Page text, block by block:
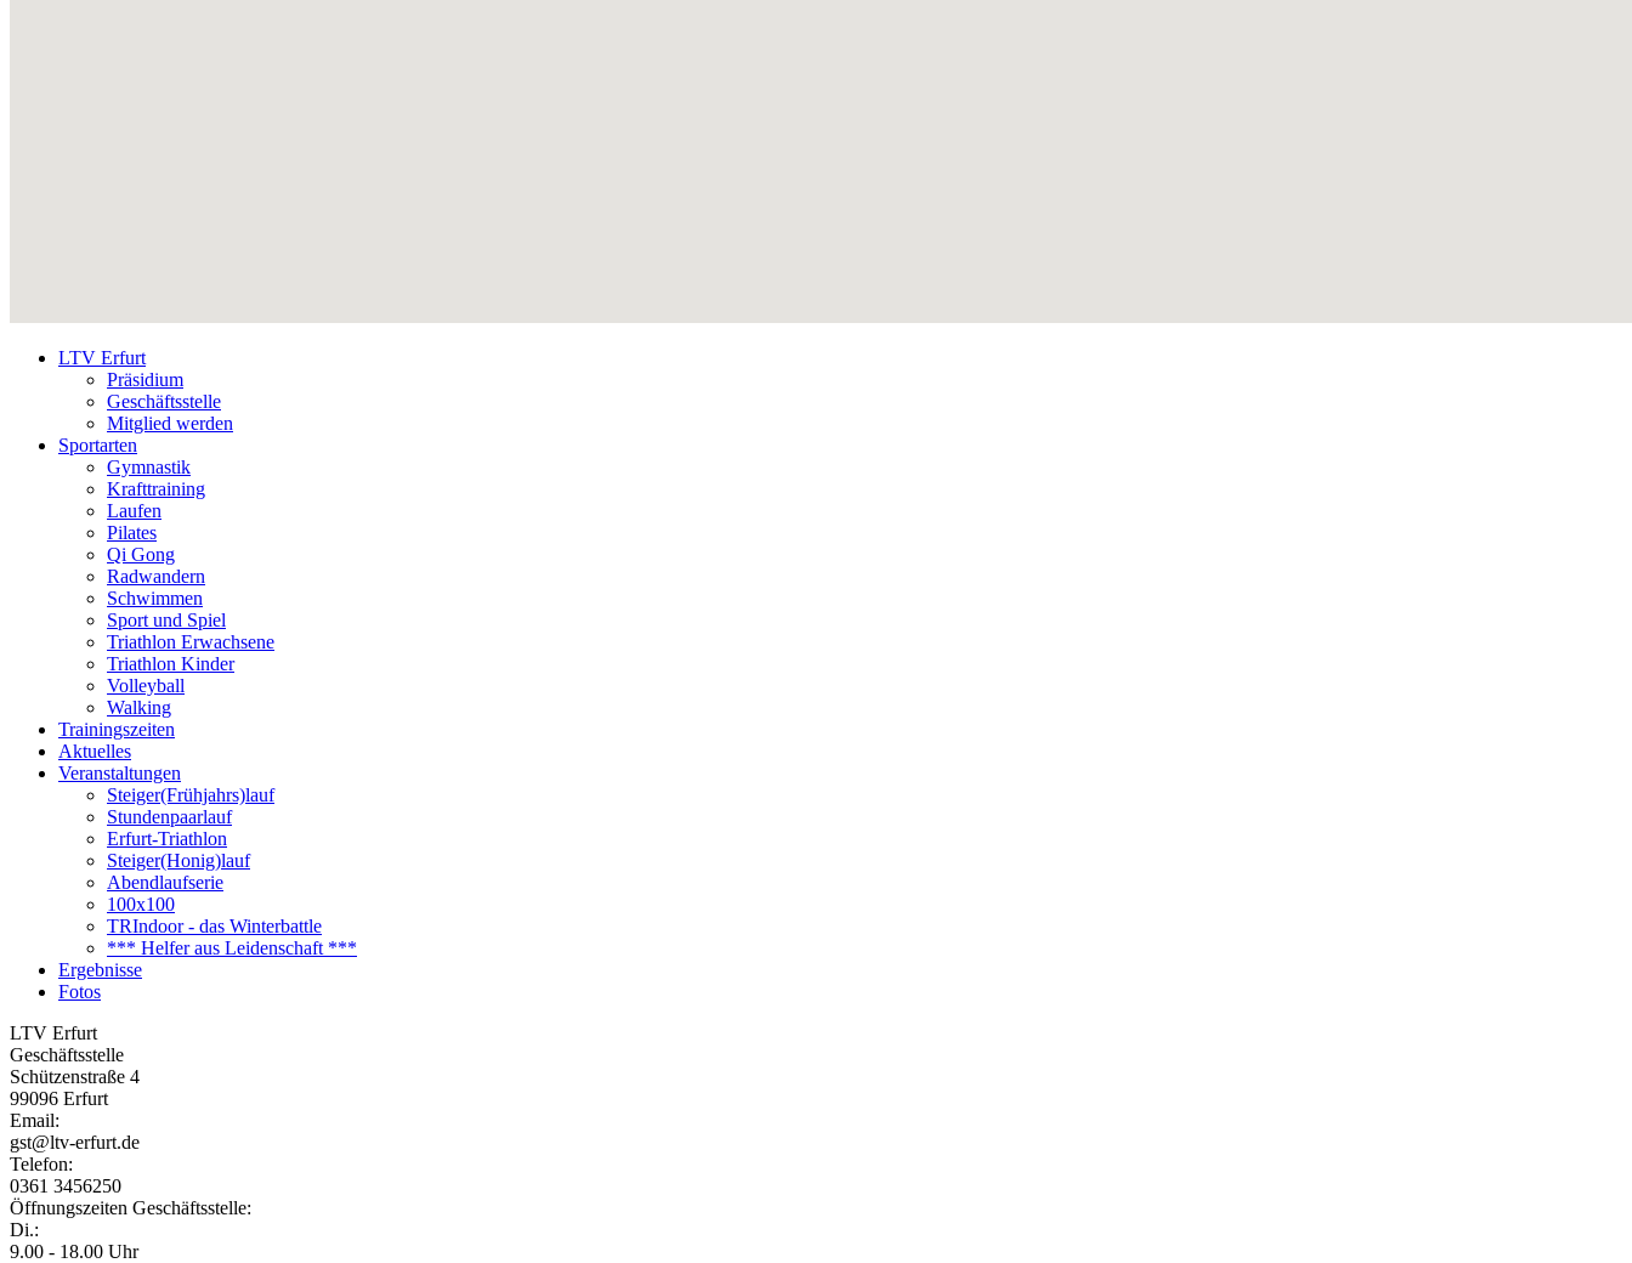
LTV Erfurt
Präsidium
Geschäftsstelle
Mitglied werden
Sportarten
Gymnastik
Krafttraining
Laufen
Pilates
Qi Gong
Radwandern
Schwimmen
Sport und Spiel
Triathlon Erwachsene
Triathlon Kinder
Volleyball
Walking
Trainingszeiten
Aktuelles
Veranstaltungen
Steiger(Frühjahrs)lauf
Stundenpaarlauf
Erfurt-Triathlon
Steiger(Honig)lauf
Abendlaufserie
100x100
TRIndoor - das Winterbattle
*** Helfer aus Leidenschaft ***
Ergebnisse
Fotos
LTV Erfurt
Geschäftsstelle
Schützenstraße 4
99096 Erfurt
Email:
gst@ltv-erfurt.de
Telefon:
0361 3456250
Öffnungszeiten Geschäftsstelle:
Di.:
9.00 - 18.00 Uhr